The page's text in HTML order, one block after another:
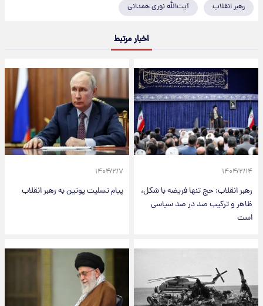
رهبر انقلاب آیت‌الله نوری همدانی
اخبار مرتبط
۱۴۰۴/۲/۱۴
رهبر انقلاب: حج تنها فریضه‌ با شکل،
ظاهر و ترکیب صد در صد سیاسی
است
۱۴۰۴/۲/۷
پیام تسلیت پوتین به رهبر انقلاب